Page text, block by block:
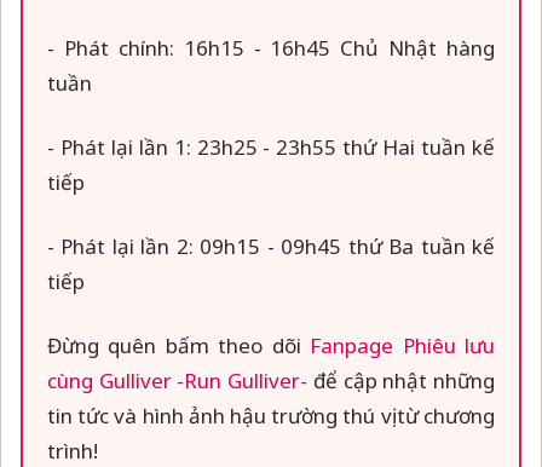
- Phát chính: 16h15 - 16h45 Chủ Nhật hàng
tuần
- Phát lại lần 1: 23h25 - 23h55 thứ Hai tuần kế
tiếp
- Phát lại lần 2: 09h15 - 09h45 thứ Ba tuần kế
tiếp
Đừng quên bấm theo dõi Fanpage Phiêu lưu
cùng Gulliver -Run Gulliver- để cập nhật những
tin tức và hình ảnh hậu trường thú vị từ chương
trình!